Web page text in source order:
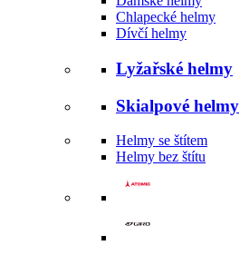
Chlapecké helmy
Dívčí helmy
Lyžařské helmy
Skialpové helmy
Helmy se štítem
Helmy bez štítu